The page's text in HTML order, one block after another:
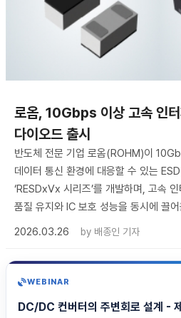
로옴, 10Gbps 이상 고속 인
다이오드 출시
반도체 전문 기업 로옴(ROHM)이
데이터 통신 환경에 대응할 수 있는
‘RESDxVx 시리즈’를 개발하며, 고속
품질 유지와 IC 보호 성능을 동시에 끌
2026.03.26
by 배종인 기자
WEBINAR
DC/DC 컨버터의 주변회로 설계 -